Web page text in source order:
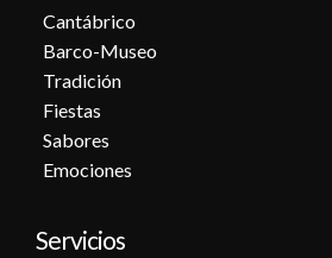
Cantábrico
Barco-Museo
Tradición
Fiestas
Sabores
Emociones
Servicios